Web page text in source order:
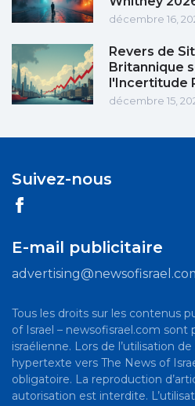
décembre 16,
Revers de
Britannique
l'Incertitude
décembre 15,
Suivez-nous
E-mail publicitaire
Tous les droits sur les contenus
of Israel – newsofisrael.com sont
israélienne. Lors de l’utilisation
hypertexte vers The News of
obligatoire. La reproduction
autorisation est interdite.